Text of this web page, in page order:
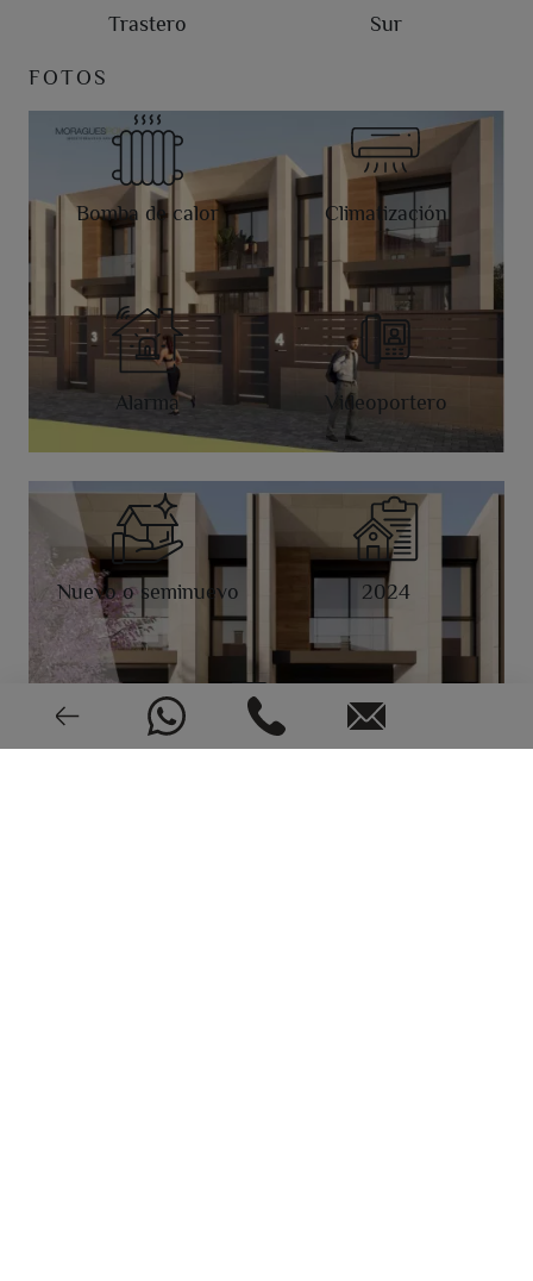
Trastero Sur
Bomba de calor Climatización
Alarma Videoportero
Nuevo o seminuevo 2024
FOTOS